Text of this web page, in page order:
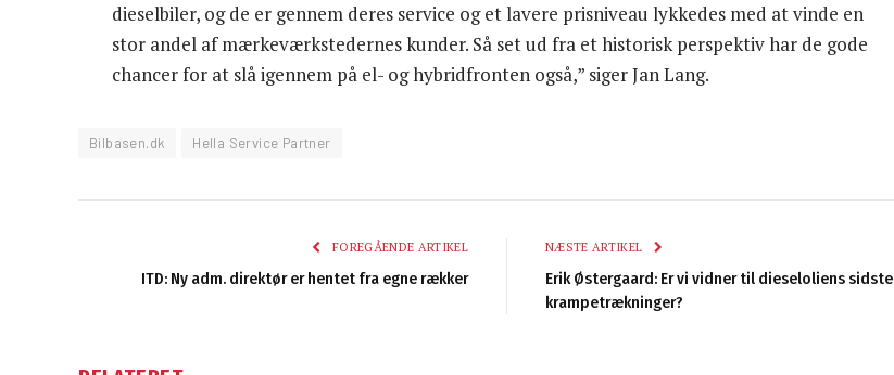
dieselbiler, og de er gennem deres service og et lavere prisniveau lykkedes med at vinde en
stor andel af mærkeværkstedernes kunder. Så set ud fra et historisk perspektiv har de gode
chancer for at slå igennem på el- og hybridfronten også,” siger Jan Lang.
Bilbasen.dk Hella Service Partner
FOREGÅENDE ARTIKEL
ITD: Ny adm. direktør er hentet fra egne rækker
NÆSTE ARTIKEL
Erik Østergaard: Er vi vidner til dieseloliens sidste
krampetrækninger?